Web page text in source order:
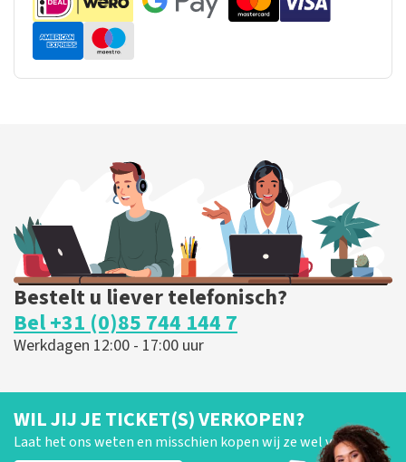
Bestelt u liever telefonisch?
Bel +31 (0)85 744 144 7
Werkdagen 12:00 - 17:00 uur
WIL JIJ JE TICKET(S) VERKOPEN?
Laat het ons weten en misschien kopen wij ze wel van je!